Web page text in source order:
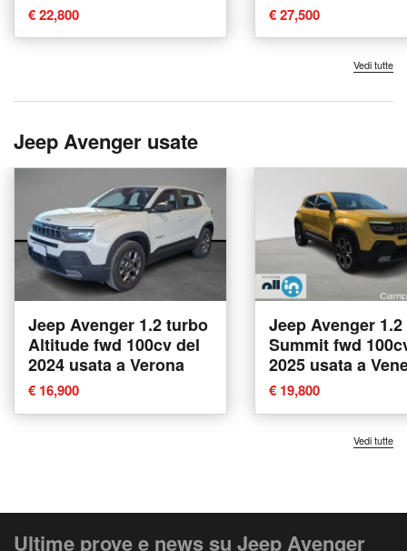
€ 22,800
edct6 nuova a
€ 27,500
Vedi tutte
Jeep Avenger usate
Jeep Avenger 1.2 turbo
Altitude fwd 100cv del
2024 usata a Verona
€ 16,900
Jeep Avenger
Summit fwd
2025 usata a
€ 19,800
Vedi tutte
Ultime prove e news su Jeep Avenger